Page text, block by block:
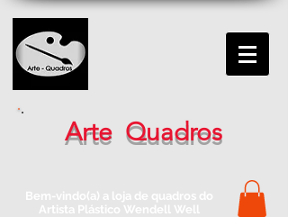
Arte Quadros
Bem-vindo(a) a loja de quadros do
Artista Plástico Wendell Well